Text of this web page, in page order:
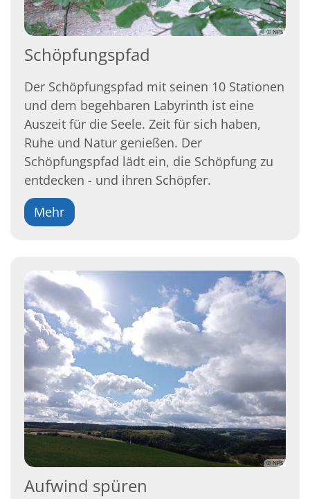
© NPS
Schöpfungspfad
Der Schöpfungspfad mit seinen 10 Stationen
und dem begehbaren Labyrinth ist eine
Auszeit für die Seele. Zeit für sich haben,
Ruhe und Natur genießen. Der
Schöpfungspfad lädt ein, die Schöpfung zu
entdecken - und ihren Schöpfer.
Mehr
© NPS
Aufwind spüren